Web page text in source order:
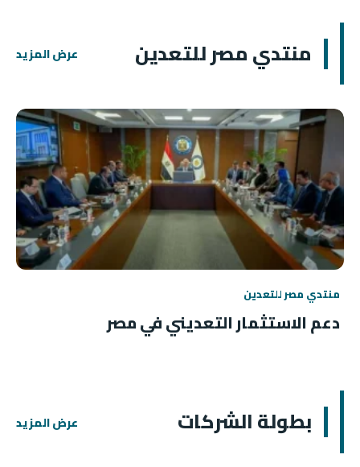
منتدي مصر للتعدين عرض المزيد
منتدي مصر للتعدين
دعم الاستثمار التعديني في مصر
بطولة الشركات عرض المزيد